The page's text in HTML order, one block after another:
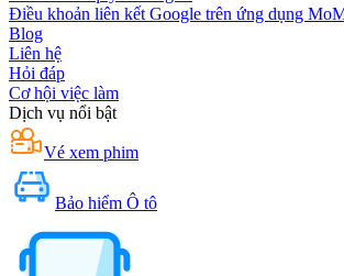
Điều khoản liên kết Google trên ứng dụng
Blog
Liên hệ
Hỏi đáp
Cơ hội việc làm
Dịch vụ nổi bật
Vé xem phim
Bảo hiểm Ô tô